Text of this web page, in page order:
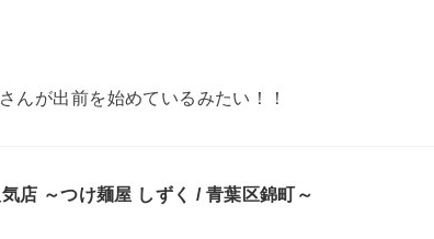
さんが出前を始めているみたい！！
店 ～つけ麺屋 しずく / 青葉区錦町～